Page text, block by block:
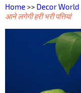
Home >> Decor World
आने लगेगी हरी भरी पत्तियां